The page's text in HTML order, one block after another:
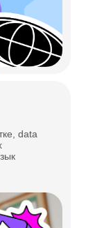
data